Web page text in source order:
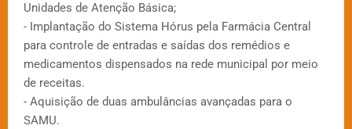
Unidades de Atenção Básica;
- Implantação do Sistema Hórus pela Farmácia Central
para controle de entradas e saídas dos remédios e
medicamentos dispensados na rede municipal por meio
de receitas.
- Aquisição de duas ambulâncias avançadas para o
SAMU.